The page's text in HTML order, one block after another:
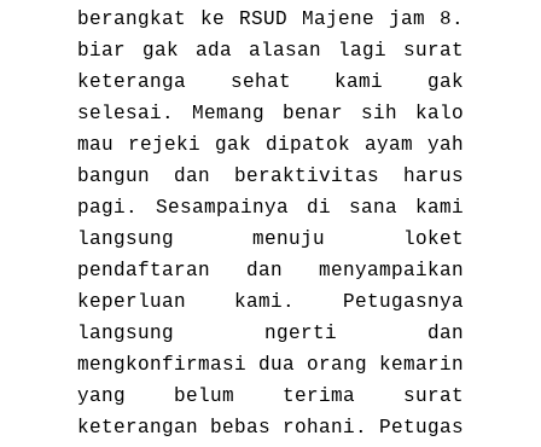
berangkat ke RSUD Majene jam 8.
biar gak ada alasan lagi surat
keteranga sehat kami gak
selesai. Memang benar sih kalo
mau rejeki gak dipatok ayam yah
bangun dan beraktivitas harus
pagi. Sesampainya di sana kami
langsung menuju loket
pendaftaran dan menyampaikan
keperluan kami. Petugasnya
langsung ngerti dan
mengkonfirmasi dua orang kemarin
yang belum terima surat
keterangan bebas rohani. Petugas